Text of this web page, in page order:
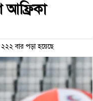
আফ্রিকা
বার পড়া হয়েছে